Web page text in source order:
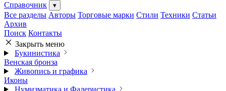
Справочник
▾
Все разделы Авторы Торговые марки Стили Техники Статьи
Архив
Поиск Контакты
Закрыть меню
Букинистика
Венская бронза
Живопись и графика
Иконы
Нумизматика и Фалеристика